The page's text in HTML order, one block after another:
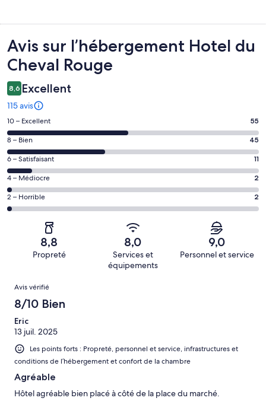
Avis
Avis sur l’hébergement Hotel du
Cheval Rouge
8,6 Excellent
115 avis
Note
des
voyageurs
de 10
(Excellent),
d’après 55 avis
sur 115.
10 – Excellent 55
Note
des
voyageurs
de 8
(Bien),
d’après 45 avis
sur 115.
8 – Bien 45
Note
des
voyageurs
de 6
(Satisfaisant),
d’après 11 avis
6 – Satisfaisant 11
Note
des
voyageurs
(Médiocre),
d’après 2 avis
sur 115.
4 – Médiocre 2
Note
des
voyageurs
(Horrible),
d’après 2 avis
2 – Horrible 2
8,8
Propreté
8,0
Services et
équipements
9,0
Personnel et service
Avis
Avis vérifié
8/10 Bien
Eric
13 juil. 2025
Les points forts : Propreté, personnel et service, infrastructures et
conditions de l’hébergement et confort de la chambre
Agréable
Hôtel agréable bien placé à côté de la place du marché.